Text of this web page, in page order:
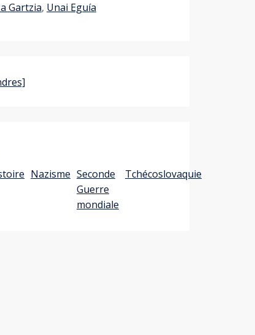
Gartzia, Unai Eguía
Nazisme Seconde
Guerre
mondiale
Tchécoslovaquie